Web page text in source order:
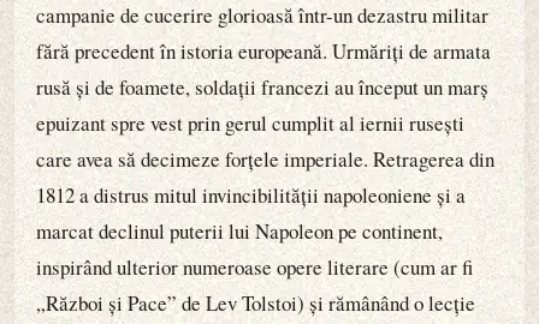
campanie de cucerire glorioasă într-un dezastru militar
fără precedent în istoria europeană. Urmăriți de armata
rusă și de foamete, soldații francezi au început un marș
epuizant spre vest prin gerul cumplit al iernii rusești
care avea să decimeze forțele imperiale. Retragerea din
1812 a distrus mitul invincibilității napoleoniene și a
marcat declinul puterii lui Napoleon pe continent,
inspirând ulterior numeroase opere literare (cum ar fi
„Război și Pace” de Lev Tolstoi) și rămânând o lecție